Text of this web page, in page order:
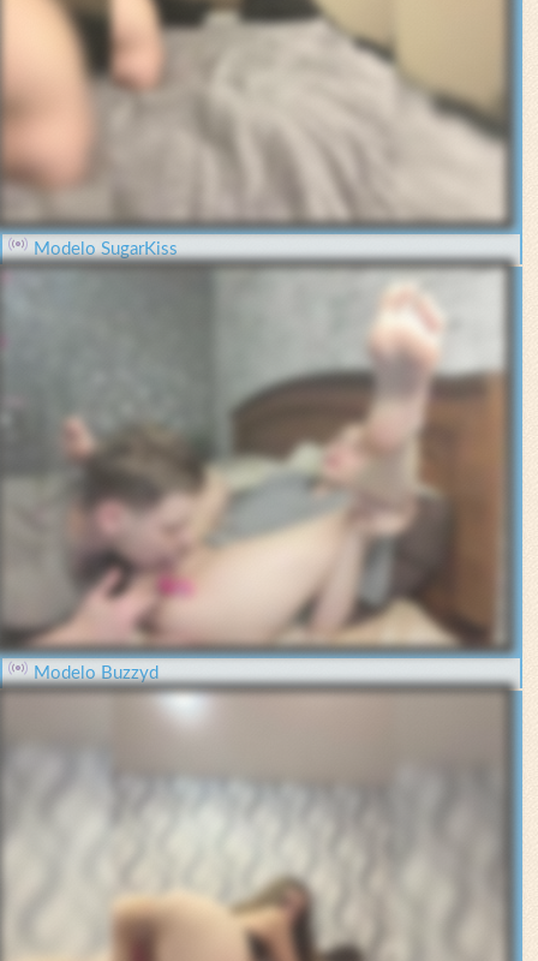
Modelo SugarKiss
Modelo Buzzyd